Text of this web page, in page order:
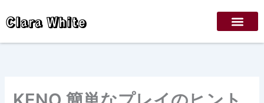
toClara White